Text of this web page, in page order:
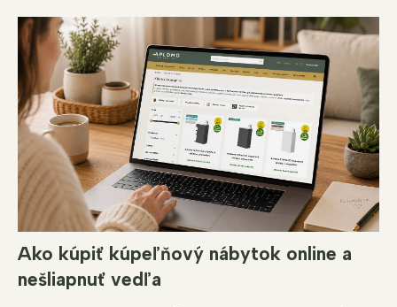
p
r
v
k
y
v
ý
p
i
s
u
Ako kúpiť kúpeľňový nábytok online a
nešliapnuť vedľa